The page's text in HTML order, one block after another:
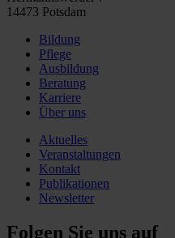
14473 Potsdam
Bildung
Pflege
Ausbildung
Beratung
Karriere
Über uns
Aktuelles
Veranstaltungen
Kontakt
Publikationen
Newsletter
Folgen Sie uns auf